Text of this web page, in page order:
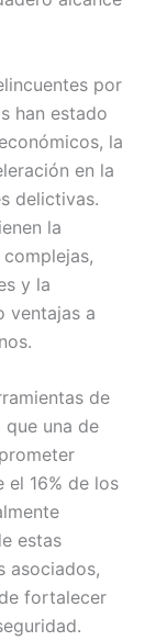
por
han estado
la
en la
delictivas.
la
y la
ventajas a
de
que una de
el 16% de los
estas
asociados,
fortalecer